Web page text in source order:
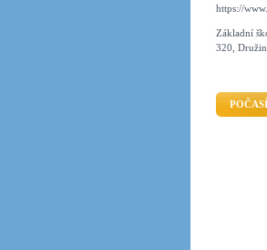
https://
Základní
320,
POČASÍ